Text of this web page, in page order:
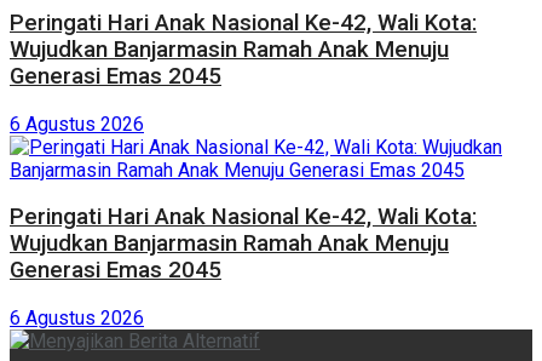
Peringati Hari Anak Nasional Ke-42, Wali Kota:
Wujudkan Banjarmasin Ramah Anak Menuju
Generasi Emas 2045
6 Agustus 2026
Peringati Hari Anak Nasional Ke-42, Wali Kota:
Wujudkan Banjarmasin Ramah Anak Menuju
Generasi Emas 2045
6 Agustus 2026